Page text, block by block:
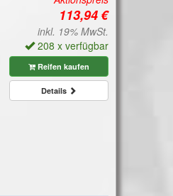
inkl. 19% MwSt.
208 x verfügbar
Reifen kaufen
Details